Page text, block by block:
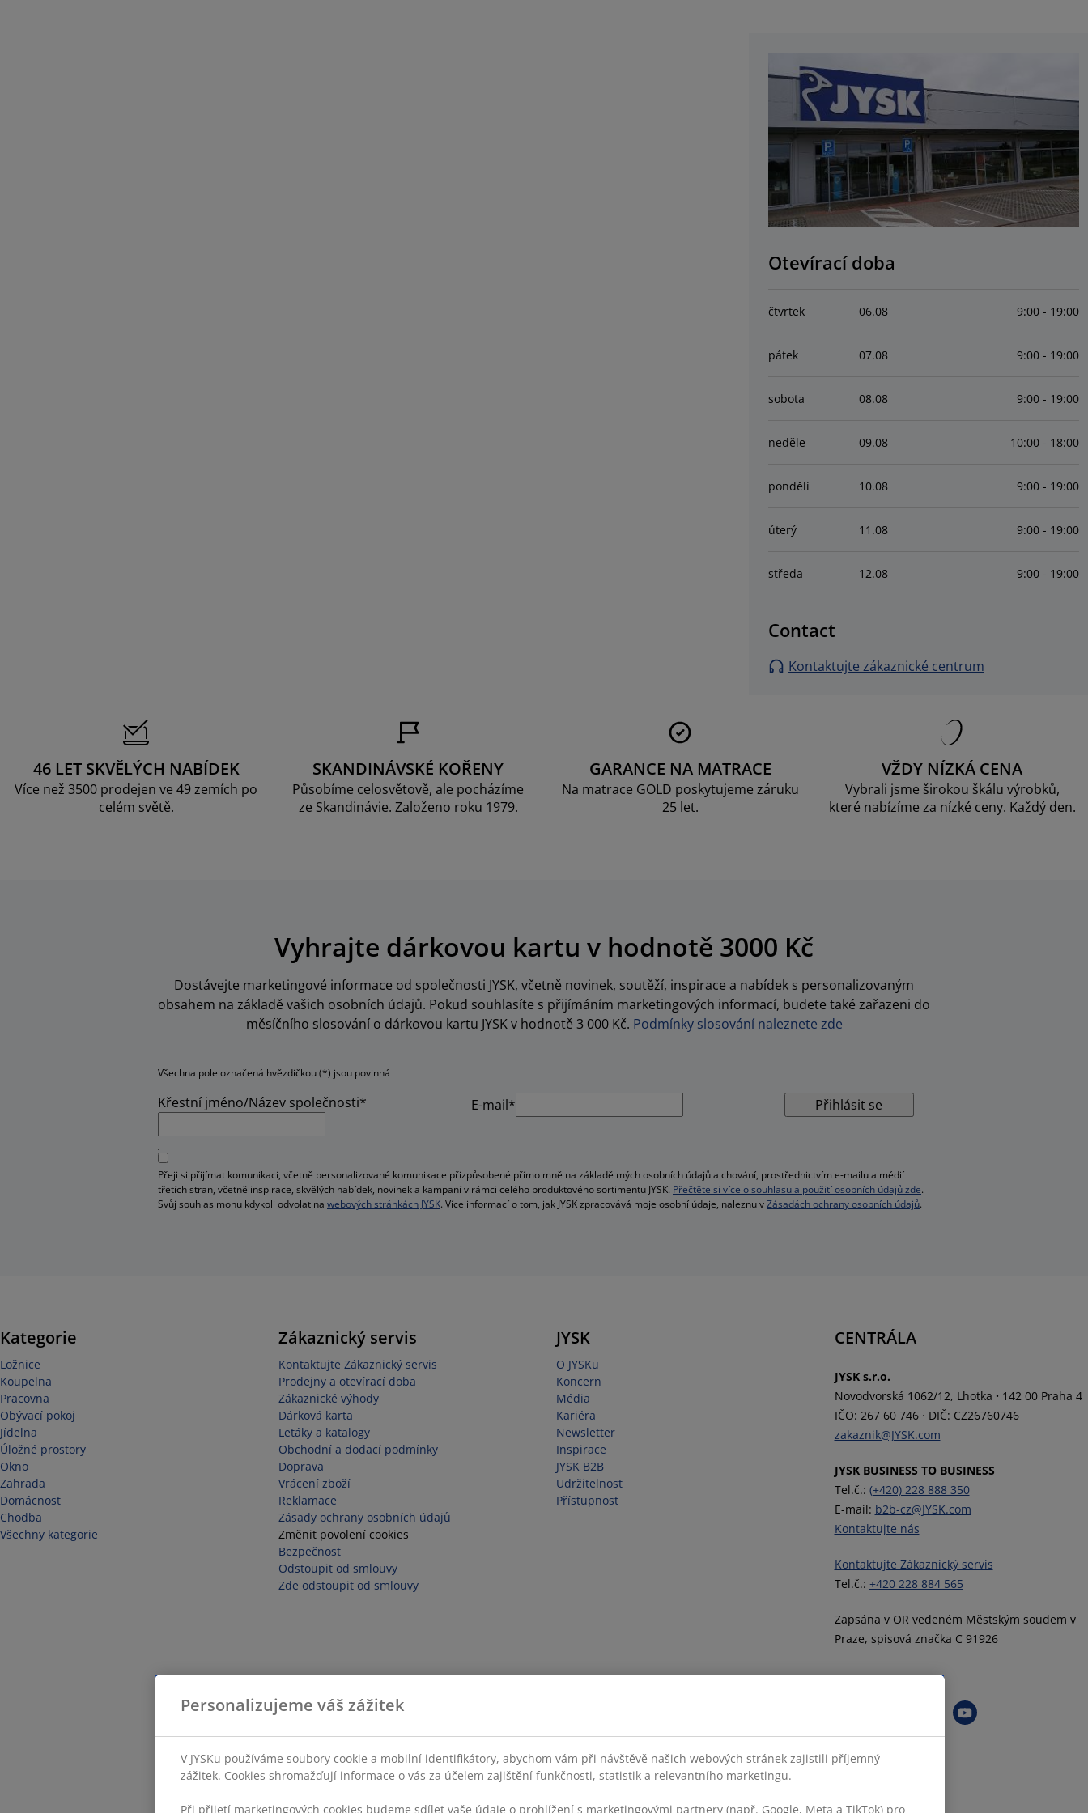
Otevírací doba
čtvrtek 06.08 9:00 - 19:00
pátek 07.08 9:00 - 19:00
sobota 08.08 9:00 - 19:00
neděle 09.08 10:00 - 18:00
pondělí 10.08 9:00 - 19:00
úterý 11 .08 9:00 - 19:00
středa 12.08 9:00 - 19:00
Contact
Kontaktujte zákaznické centrum
46 LET SKVĚLÝCH NABÍDEK
Více než 3500 prodejen ve 49 zemích po
celém světě.
SKANDINÁVSKÉ KOŘENY
Působíme celosvětově, ale pocházíme
ze Skandinávie. Založeno roku 1979.
GARANCE NA MATRACE
Na matrace GOLD poskytujeme záruku
25 let.
VŽDY NÍZKÁ CENA
Vybrali jsme širokou škálu výrobků,
které nabízíme za nízké ceny. Každý den.
Vyhrajte dárkovou kartu v hodnotě 3000 Kč
Dostávejte marketingové informace od společnosti JYSK, včetně novinek, soutěží, inspirace a nabídek s personalizovaným
obsahem na základě vašich osobních údajů. Pokud souhlasíte s přijímáním marketingových informací, budete také zařazeni do
měsíčního slosování o dárkovou kartu JYSK v hodnotě 3 000 Kč. Podmínky slosování naleznete zde
Všechna pole označená hvězdičkou (*) jsou povinná
Křestní jméno/Název společnosti* E-mail* Přihlásit se
Přeji si přijímat komunikaci, včetně personalizované komunikace přizpůsobené přímo mně na základě mých osobních údajů a chování, prostřednictvím e-mailu a médií
třetích stran, včetně inspirace, skvělých nabídek, novinek a kampaní v rámci celého produktového sortimentu JYSK. Přečtěte si více o souhlasu a použití osobních údajů zde.
Svůj souhlas mohu kdykoli odvolat na webových stránkách JYSK. Více informací o tom, jak JYSK zpracovává moje osobní údaje, naleznu vZásadách ochrany osobních údajů.
Kategorie
Ložnice
Koupelna
Pracovna
Obývací pokoj
Jídelna
Úložné prostory
Okno
Zahrada
Domácnost
Chodba
Všechny kategorie
Zákaznický servis
Kontaktujte Zákaznický servis
Prodejny a otevírací doba
Zákaznické výhody
Dárková karta
Letáky a katalogy
Obchodní a dodací podmínky
Doprava
Vrácení zboží
Reklamace
Zásady ochrany osobních údajů
Změnit povolení cookies
Bezpečnost
Odstoupit od smlouvy
Zde odstoupit od smlouvy
JYSK
O JYSKu
Koncern
Média
Kariéra
Newsletter
Inspirace
JYSK B2B
Udržitelnost
Přístupnost
CENTRÁLA
JYSK s.r.o.
Novodvorská 1062/12, Lhotka · 142 00 Praha 4
IČO: 267 60 746 · DIČ: CZ26760746
zakaznik@JYSK.com
JYSK BUSINESS TO BUSINESS
Tel.č.: (+420) 228 888 350
E-mail: b2b-cz@JYSK.com
Kontaktujte nás
Kontaktujte Zákaznický servis
Tel.č.: +420 228 884 565
Zapsána v OR vedeném Městským soudem v
Praze, spisová značka C 91926
Personalizujeme váš zážitek
V JYSKu používáme soubory cookie a mobilní identifikátory, abychom vám při návštěvě našich webových stránek zajistili příjemný
zážitek. Cookies shromažďují informace o vás za účelem zajištění funkčnosti, statistik a relevantního marketingu.
Při přijetí marketingových cookies budeme sdílet vaše údaje o prohlížení s marketingovými partnery (např. Google, Meta a TikTok) pro